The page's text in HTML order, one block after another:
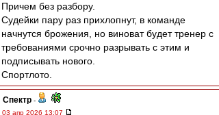
Причем без разбору.
Судейки пару раз прихлопнут, в команде
начнутся брожения, но виноват будет тренер с
требованиями срочно разрывать с этим и
подписывать нового.
Спортлото.
Спектр -
03 апр 2026 13:07